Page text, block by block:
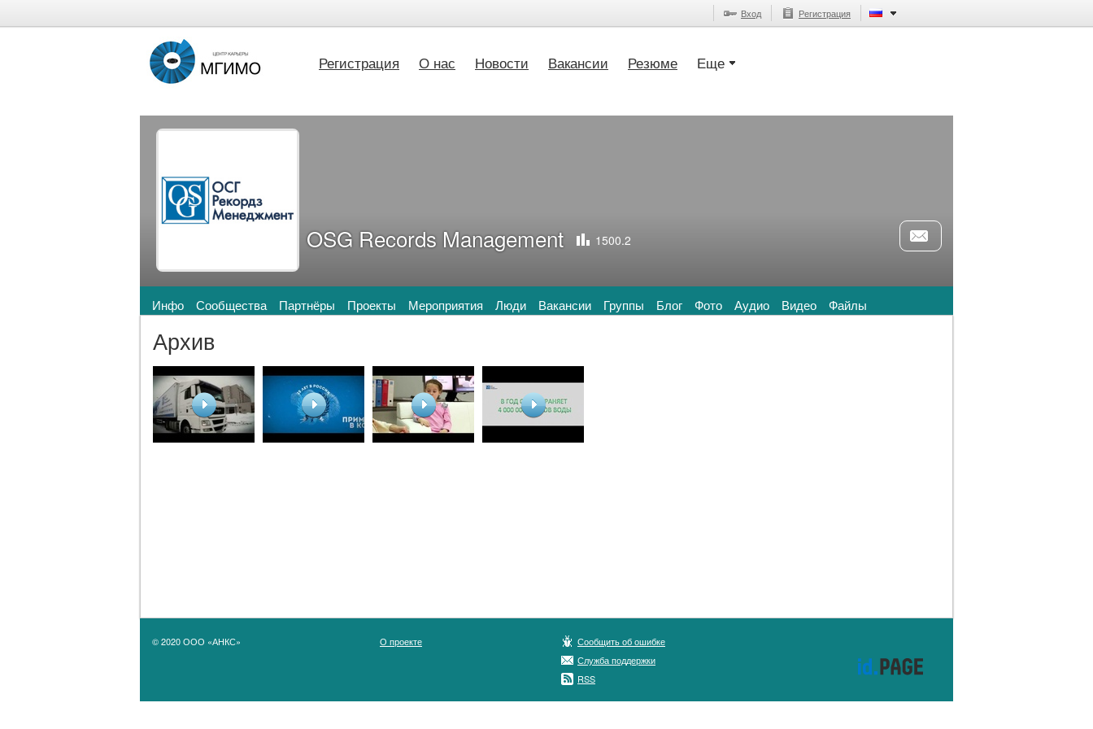
Вход Регистрация
Регистрация О нас Новости Вакансии Резюме Еще
OSG Records Management 1500.2
Инфо Сообщества Партнёры Проекты Мероприятия Люди Вакансии Группы Блог Фото Аудио Видео Файлы
Архив
© 2020 ООО «АНКС» О проекте
Сообщить об ошибке
Служба поддержки
RSS